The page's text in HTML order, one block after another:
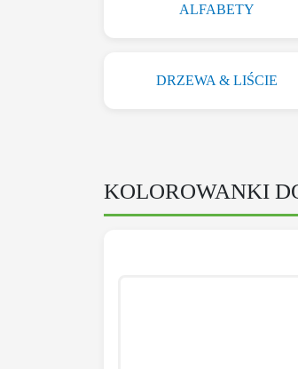
ALFABETY
DRZEWA & LIŚCIE
KOLOROWANKI